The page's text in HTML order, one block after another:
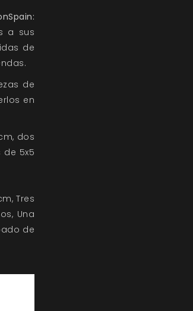
a sus
de
de
en
dos
de 5x5
Tres
Una
de